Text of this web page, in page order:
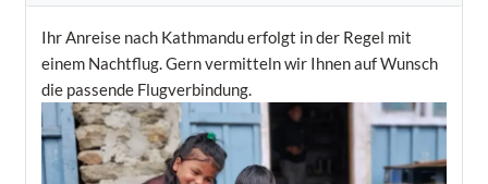
Ihr Anreise nach Kathmandu erfolgt in der Regel mit
einem Nachtflug. Gern vermitteln wir Ihnen auf Wunsch
die passende Flugverbindung.